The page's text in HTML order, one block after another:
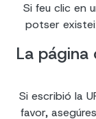
Si feu clic en
potser
La
Si escribió la
favor,